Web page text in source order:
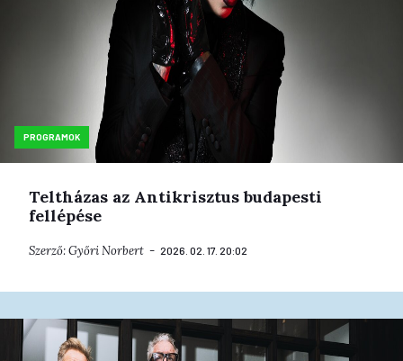
PROGRAMOK
Teltházas az Antikrisztus budapesti
fellépése
Szerző:Győri Norbert 2026. 02. 17. 20:02